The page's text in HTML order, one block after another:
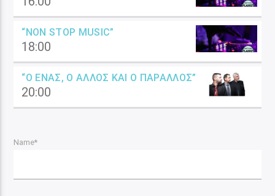
“NON STOP MUSIC”
18:00
“Ο ΈΝΑΣ, Ο ΆΛΛΟΣ ΚΑΙ Ο ΠΑΡΆΛΛΟΣ”
20:00
Name*